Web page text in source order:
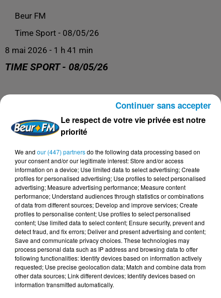
Beur FM
Time Sport - 08/05/26
8 mai 2026 - 1 h 41 min
TIME SPORT - 08/05/26
Time Sports
DERNIERS PODCASTS
24 juillet 2026
Les Zinformés - 24/07/26
Le respect de votre vie privée est notre
priorité
We and our (447) partnersdo the following data processing based on
your consent and/or our legitimate interest: Store and/or access
information on a device; Use limited data to select advertising; Create
profiles for personalised advertising; Use profiles to select personalised
advertising; Measure advertising performance; Measure content
performance; Understand audiences through statistics or combinations
of data from different sources; Develop and improve services; Create
profiles to personalise content; Use profiles to select personalised
content; Use limited data to select content; Ensure security, prevent and
detect fraud, and fix errors; Deliver and present advertising and content;
Save and communicate privacy choices. These technologies may
process personal data such as IP address and browsing data to offer
following functionalities: Identify devices based on information actively
requested; Use precise geolocation data; Match and combine data from
other data sources; Link different devices; Identify devices based on
information transmitted automatically.
Continuer sans accepter